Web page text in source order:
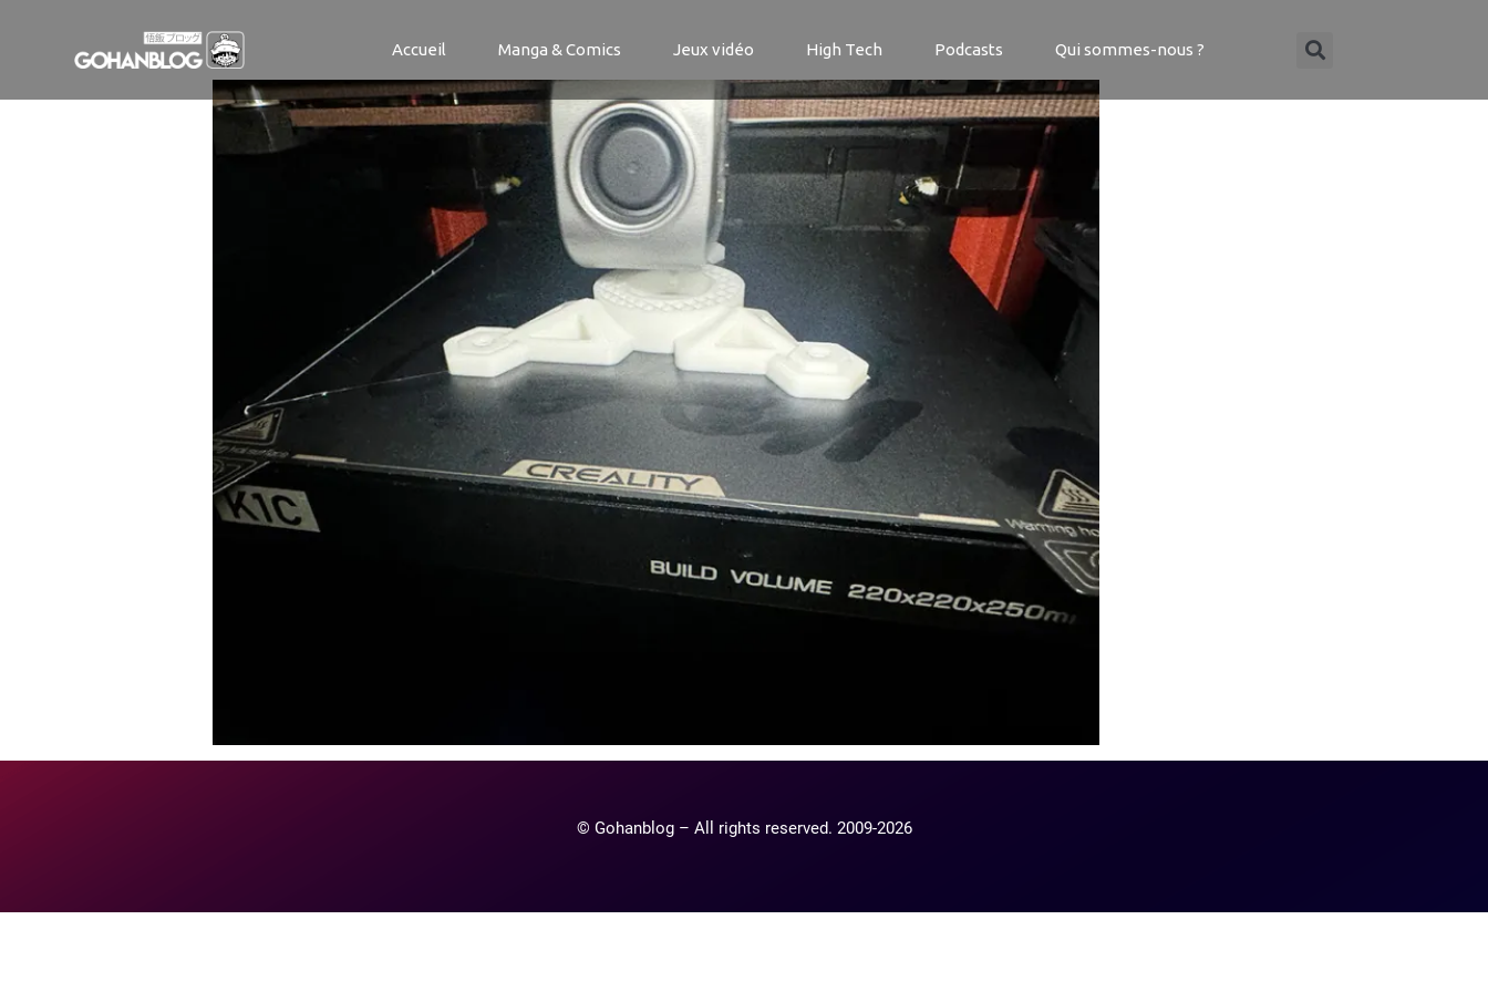
Accueil Manga & Comics Jeux vidéo High Tech Podcasts Qui sommes-nous ?
IMG_0400
© Gohanblog – All rights reserved. 2009-2026